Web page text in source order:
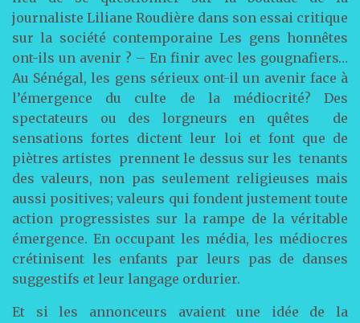
journaliste Liliane Roudière dans son essai critique
sur la société contemporaine Les gens honnêtes
ont-ils un avenir ? – En finir avec les gougnafiers…
Au Sénégal, les gens sérieux ont-il un avenir face à
l’émergence du culte de la médiocrité? Des
spectateurs ou des lorgneurs en quêtes de
sensations fortes dictent leur loi et font que de
piètres artistes prennent le dessus sur les tenants
des valeurs, non pas seulement religieuses mais
aussi positives; valeurs qui fondent justement toute
action progressistes sur la rampe de la véritable
émergence. En occupant les média, les médiocres
crétinisent les enfants par leurs pas de danses
suggestifs et leur langage ordurier.
Et si les annonceurs avaient une idée de la